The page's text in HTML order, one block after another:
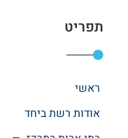
תפריט
ראשי
אודות רשת ביחד